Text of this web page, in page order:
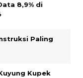
8,9% di
Paling
Kupek